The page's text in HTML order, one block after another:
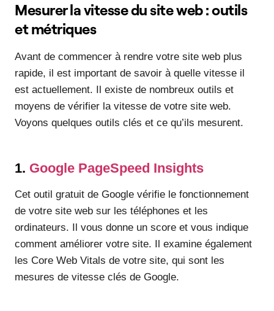
Mesurer la vitesse du site web : outils
et métriques
Avant de commencer à rendre votre site web plus
rapide, il est important de savoir à quelle vitesse il
est actuellement. Il existe de nombreux outils et
moyens de vérifier la vitesse de votre site web.
Voyons quelques outils clés et ce qu’ils mesurent.
1. Google PageSpeed Insights
Cet outil gratuit de Google vérifie le fonctionnement
de votre site web sur les téléphones et les
ordinateurs. Il vous donne un score et vous indique
comment améliorer votre site. Il examine également
les Core Web Vitals de votre site, qui sont les
mesures de vitesse clés de Google.